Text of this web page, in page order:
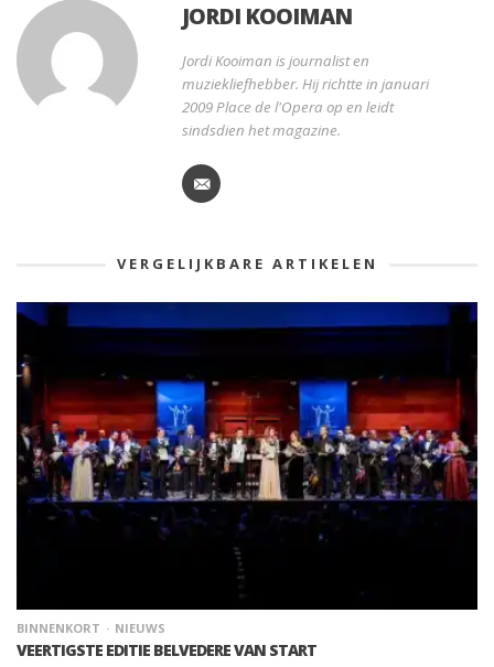
JORDI KOOIMAN
Jordi Kooiman is journalist en
muziekliefhebber. Hij richtte in januari
2009 Place de l'Opera op en leidt
sindsdien het magazine.
VERGELIJKBARE ARTIKELEN
BINNENKORT NIEUWS
VEERTIGSTE EDITIE BELVEDERE VAN START